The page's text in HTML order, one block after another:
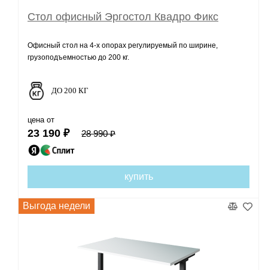
Стол офисный Эргостол Квадро Фикс
Офисный стол на 4-х опорах регулируемый по ширине,
грузоподъемностью до 200 кг.
ДО 200 КГ
цена от
23 190 ₽ 28 990 ₽
купить
Выгода недели